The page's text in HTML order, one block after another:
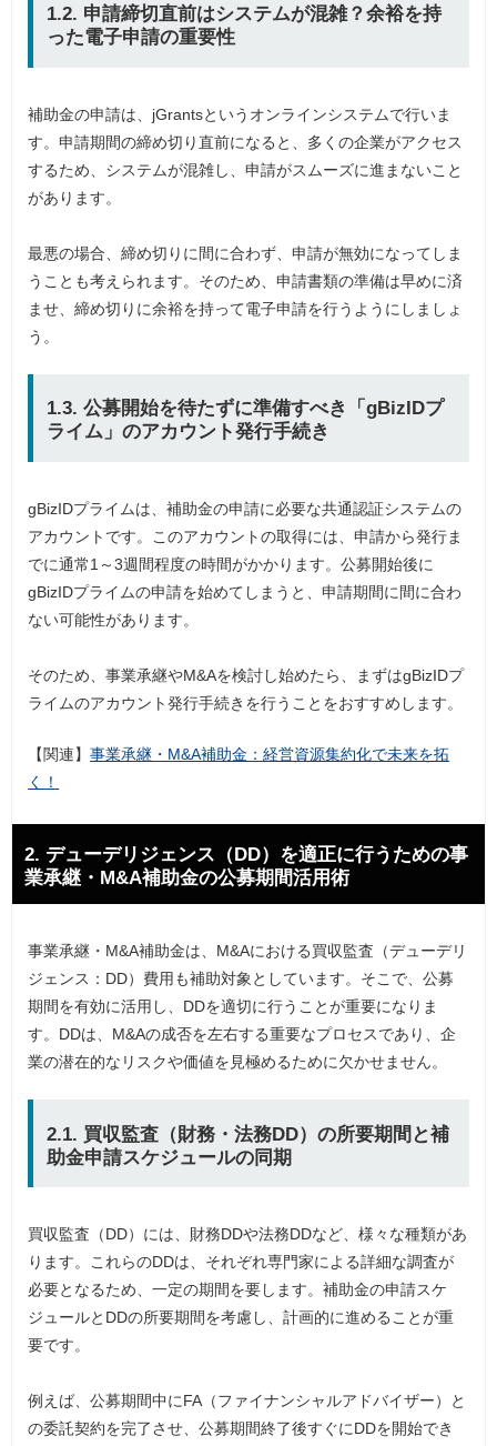
1.2. 申請締切直前はシステムが混雑？余裕を持
った電子申請の重要性
補助金の申請は、jGrantsというオンラインシステムで行いま
す。申請期間の締め切り直前になると、多くの企業がアクセス
するため、システムが混雑し、申請がスムーズに進まないこと
があります。
最悪の場合、締め切りに間に合わず、申請が無効になってしま
うことも考えられます。そのため、申請書類の準備は早めに済
ませ、締め切りに余裕を持って電子申請を行うようにしましょ
う。
1.3. 公募開始を待たずに準備すべき「gBizIDプ
ライム」のアカウント発行手続き
gBizIDプライムは、補助金の申請に必要な共通認証システムの
アカウントです。このアカウントの取得には、申請から発行ま
でに通常1～3週間程度の時間がかかります。公募開始後に
gBizIDプライムの申請を始めてしまうと、申請期間に間に合わ
ない可能性があります。
そのため、事業承継やM&Aを検討し始めたら、まずはgBizIDプ
ライムのアカウント発行手続きを行うことをおすすめします。
【関連】事業承継・M&A補助金：経営資源集約化で未来を拓
く！
2. デューデリジェンス（DD）を適正に行うための事
業承継・M&A補助金の公募期間活用術
事業承継・M&A補助金は、M&Aにおける買収監査（デューデリ
ジェンス：DD）費用も補助対象としています。そこで、公募
期間を有効に活用し、DDを適切に行うことが重要になりま
す。DDは、M&Aの成否を左右する重要なプロセスであり、企
業の潜在的なリスクや価値を見極めるために欠かせません。
2.1. 買収監査（財務・法務DD）の所要期間と補
助金申請スケジュールの同期
買収監査（DD）には、財務DDや法務DDなど、様々な種類があ
ります。これらのDDは、それぞれ専門家による詳細な調査が
必要となるため、一定の期間を要します。補助金の申請スケ
ジュールとDDの所要期間を考慮し、計画的に進めることが重
要です。
例えば、公募期間中にFA（ファイナンシャルアドバイザー）と
の委託契約を完了させ、公募期間終了後すぐにDDを開始でき